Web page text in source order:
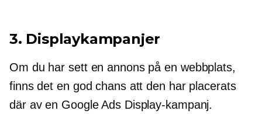
3. Displaykampanjer
Om du har sett en annons på en webbplats,
finns det en god chans att den har placerats
där av en Google Ads Display-kampanj.